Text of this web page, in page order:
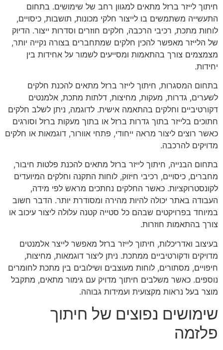
חיתוך לייזר ברזל מתאים למגוון רחב של שימושים. בתחום
התעשייה משתמשים בו לייצור חלקי מכונות, תושבות, כיסויים,
לוחות מתכת, רכיבי הרכבה, חלקים חוזרים וסדרות ייצור. הדיוק
של הלייזר מאפשר להכין חלקים שמתחברים בצורה נקייה יותר,
מצמצמים צורך בהתאמות ומסייעים לשמור על אחידות בין
יחידות.
בתחום המסגרות, חיתוך לייזר ברזל מתאים להכנת חלקים
לשערים, גדרות, מעקות, מחיצות, דלתות מתכת, אלמנטים
דקורטיביים וחלקים בהתאמה אישית. לדוגמה, ניתן לשלב חלקים
חתוכים בלייזר בתוך גדרות ברזל או בתוך מעקות ברזל וסורגים
כאשר רוצים ליצור מראה ייחודי, פתחי אוורור, דוגמאות או חלקים
מדויקים להרכבה.
בתחום הבנייה, חיתוך לייזר ברזל מתאים להכנת פלטות חיבור,
מחברים, כיסויים, רכיבי חיזוק, לוחות התקנה וחלקים המיועדים
לקונסטרוקציות. כאשר החלקים נחתכים מראש לפי מידה,
העבודה באתר יכולה להיות מהירה ומסודרת יותר. הדבר חשוב
במיוחד בפרויקטים שבהם כל סטייה קטנה עלולה ליצור עיכוב או
צורך בהתאמות חוזרות.
בעיצוב ואדריכלות, חיתוך לייזר ברזל מאפשר לייצר אלמנטים
מדויקים ודקורטיביים ממתכת. ניתן ליצור דוגמאות, מחיצות,
חיפויים, מסתורים, לוחות מעוצבים ושילובים בין מתכת לחומרים
נוספים. כאשר משלבים חיתוך מדויק עם גימור מתאים, מתקבל
מוצר בעל נראות מקצועית ועמידות גבוהה.
שימושים נפוצים של חיתוך
פלזמה